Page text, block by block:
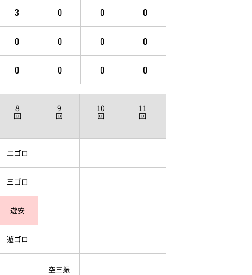
3 0 0 0
0 0 0 0
0 0 0 0
8
回
9
回
10
回
11
回
二ゴロ
三ゴロ
遊安
遊ゴロ
空三振